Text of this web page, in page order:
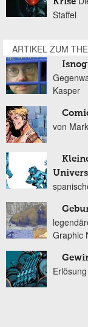
Staffel
ARTIKEL ZUM
Kasper
von
Graphic